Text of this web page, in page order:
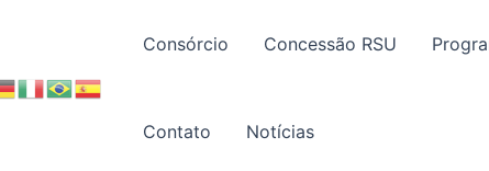
Consórcio Concessão RSU
Contato Notícias